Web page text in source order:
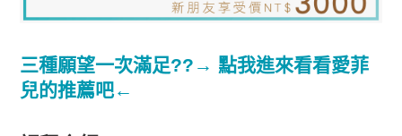
三種願望一次滿足??→ 點我進來看看愛菲
兒的推薦吧←